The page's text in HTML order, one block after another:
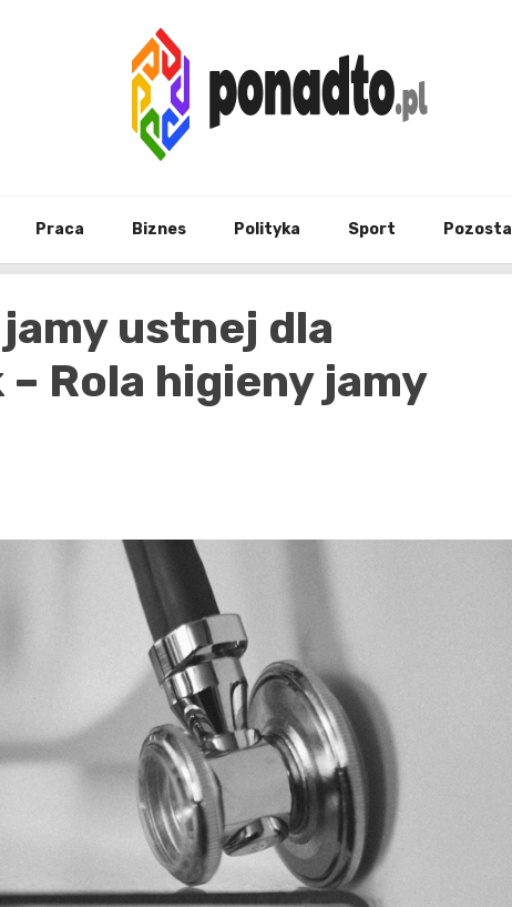
Praca Biznes Polityka Sport
ustnej dla
Rola higieny jamy